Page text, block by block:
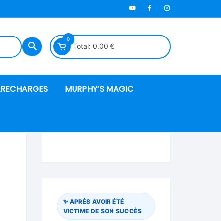
0
Total: 0.00 €
MURPHY’S MAGIC
✨ APRÈS AVOIR ÉTÉ
VICTIME DE SON SUCCÈS